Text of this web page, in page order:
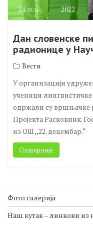
24. мај 2022
Дан словенске
радионице у
Вести
У организацији
ученици лингвистичке
одржали су вршњачке
Пројекта Расковник.
из ОШ ,,22. децембар.“
Опширније
Фото галерија
Наш кутак – линкови из